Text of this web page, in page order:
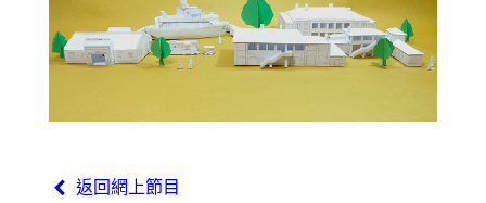
返回網上節目